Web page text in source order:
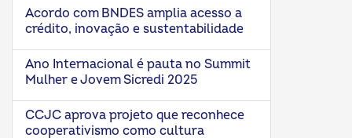
Acordo com BNDES amplia acesso a
crédito, inovação e sustentabilidade
Ano Internacional é pauta no Summit
Mulher e Jovem Sicredi 2025
CCJC aprova projeto que reconhece
cooperativismo como cultura